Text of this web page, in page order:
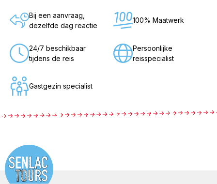
Bij een aanvraag,
dezelfde dag reactie
100% Maatwerk
24/7 beschikbaar
tijdens de reis
Persoonlijke
reisspecialist
Gastgezin specialist